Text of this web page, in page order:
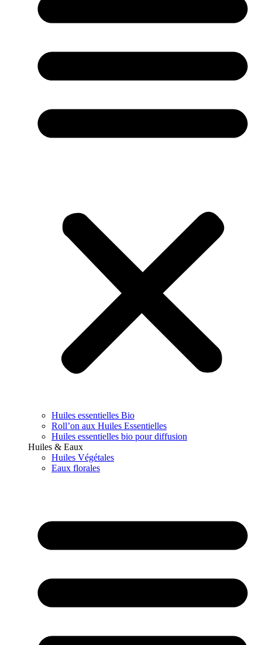
Huiles essentielles Bio
Roll’on aux Huiles Essentielles
Huiles essentielles bio pour diffusion
Huiles & Eaux
Huiles Végétales
Eaux florales